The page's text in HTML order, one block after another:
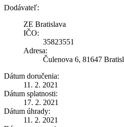
Dodávateľ:
ZE Bratislava
IČO:
35823551
Adresa:
Čulenova 6, 81647
Dátum doručenia:
11. 2. 2021
Dátum splatnosti:
17. 2. 2021
Dátum úhrady:
11. 2. 2021